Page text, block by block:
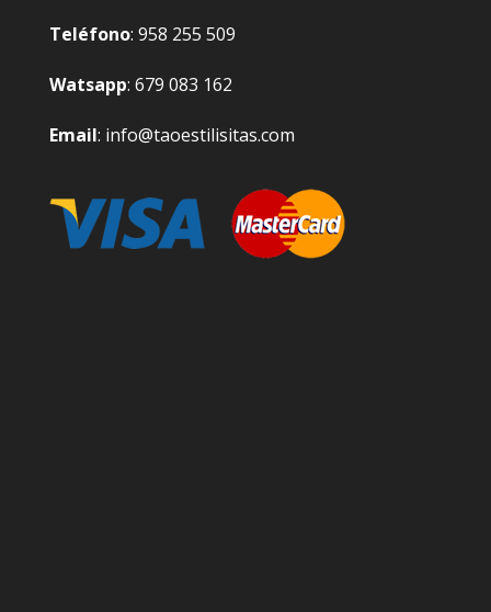
Teléfono: 958 255 509
Watsapp: 679 083 162
Email: info@taoestilisitas.com